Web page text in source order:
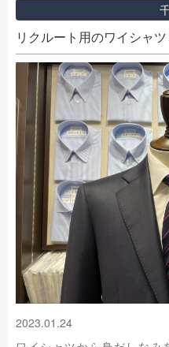
リクルート用のワイシャツ
2023.01.24